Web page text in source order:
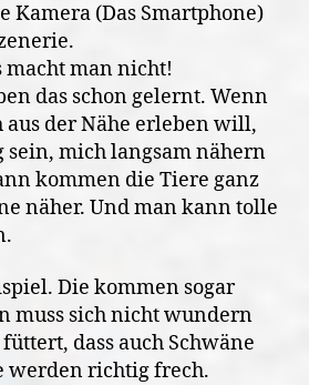
Kamera (Das Smartphone)
macht man nicht!
das schon gelernt. Wenn
der Nähe erleben will,
sein, mich langsam nähern
kommen die Tiere ganz
näher. Und man kann tolle
Die kommen sogar
muss sich nicht wundern
dass auch Schwäne
werden richtig frech.